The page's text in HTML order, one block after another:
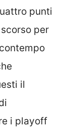
punti
per
il
i playoff